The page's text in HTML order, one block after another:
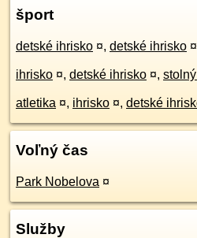
šport
detské ihrisko ¤, detské ihrisko ¤
ihrisko ¤, detské ihrisko ¤,
atletika ¤, ihrisko ¤, detské
Voľný čas
Park Nobelova ¤
Služby